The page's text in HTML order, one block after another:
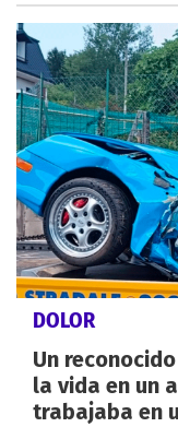
DOLOR
Un
la vida en un
trabajaba en